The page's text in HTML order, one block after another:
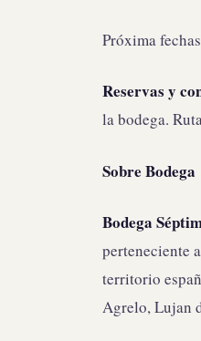
Próxima
Reservas y
la bodega.
Sobre
Bodega
perteneciente
territorio
Agrelo, Lujan